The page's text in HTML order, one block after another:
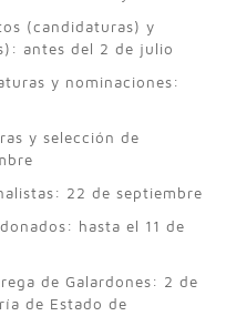
(candidaturas) y
antes del 2 de julio
y nominaciones:
y selección de
22 de septiembre
hasta el 11 de
de Galardones: 2 de
de Estado de